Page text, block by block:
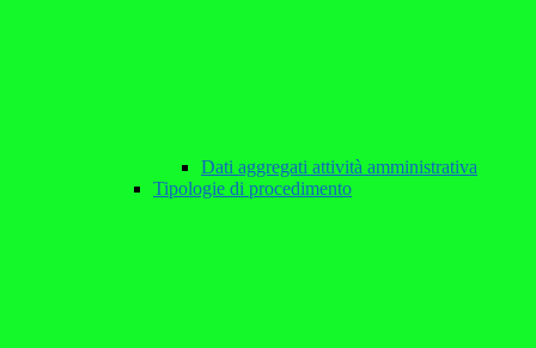
Dati aggregati attività amministrativa
Tipologie di procedimento